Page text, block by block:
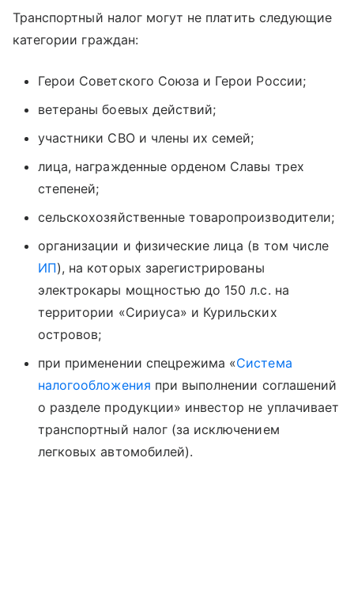
Транспортный налог могут не платить следующие
категории граждан:
Герои Советского Союза и Герои России;
ветераны боевых действий;
участники СВО и члены их семей;
лица, награжденные орденом Славы трех
степеней;
сельскохозяйственные товаропроизводители;
организации и физические лица (в том числе
ИП), на которых зарегистрированы
электрокары мощностью до 150 л.с. на
территории «Сириуса» и Курильских
островов;
при применении спецрежима «Система
налогообложения при выполнении соглашений
о разделе продукции» инвестор не уплачивает
транспортный налог (за исключением
легковых автомобилей).